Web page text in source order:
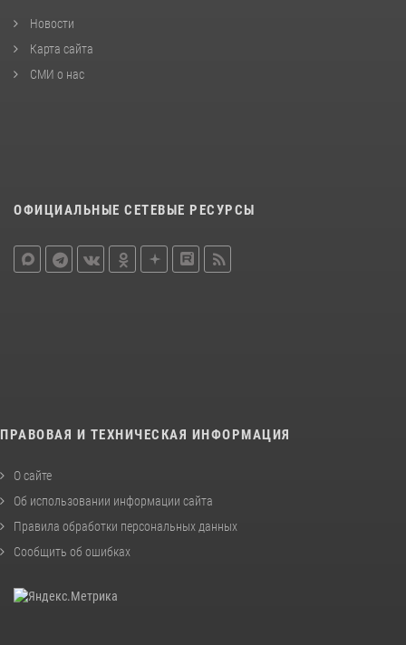
Новости
Карта сайта
СМИ о нас
ОФИЦИАЛЬНЫЕ СЕТЕВЫЕ РЕСУРСЫ
ПРАВОВАЯ И ТЕХНИЧЕСКАЯ ИНФОРМАЦИЯ
О сайте
Об использовании информации сайта
Правила обработки персональных данных
Сообщить об ошибках